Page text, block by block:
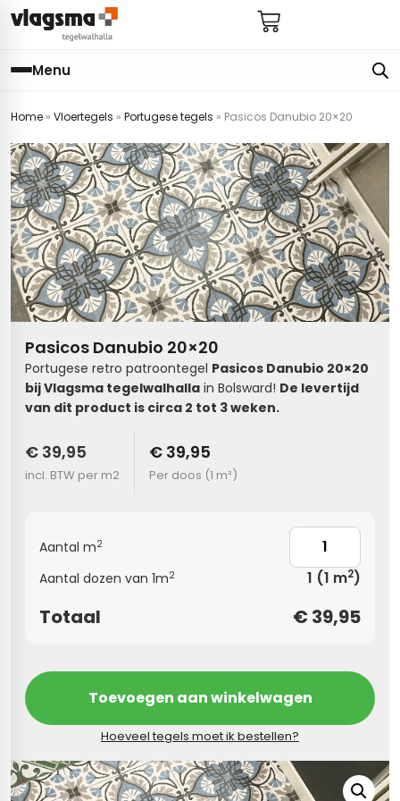
Menu
Home » Vloertegels » Portugese tegels » Pasicos Danubio 20×20
Pasicos Danubio 20×20
Portugese retro patroontegel Pasicos Danubio 20×20
bij Vlagsma tegelwalhalla in Bolsward! De levertijd
van dit product is circa 2 tot 3 weken.
€ 39,95
incl. BTW per m2
€ 39,95
Per doos (1 m²)
Aantal m2
Aantal dozen van 1m2 1 (1 m2)
Totaal € 39,95
Toevoegen aan winkelwagen
Hoeveel tegels moet ik bestellen?
badkamer
hal
keuken
toilet
woonkamer
(kloostertegels)
tegels
badkamer
bijkeuken
keuken
hal
toilet
betonlook
(tot €25)